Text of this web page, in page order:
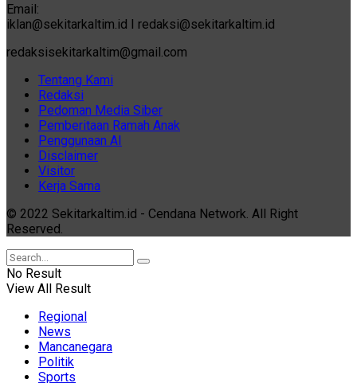
Email:
iklan@sekitarkaltim.id I redaksi@sekitarkaltim.id
redaksisekitarkaltim@gmail.com
Tentang Kami
Redaksi
Pedoman Media Siber
Pemberitaan Ramah Anak
Penggunaan AI
Disclaimer
Visitor
Kerja Sama
© 2022 Sekitarkaltim.id - Cendana Network. All Right
Reserved.
No Result
View All Result
Regional
News
Mancanegara
Politik
Sports